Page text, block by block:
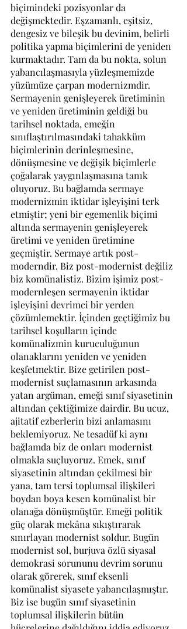
biçimindeki pozisyonlar da
değişmektedir. Eşzamanlı, eşitsiz,
dengesiz ve bileşik bu devinim, belirli
politika yapma biçimlerini de yeniden
kurmaktadır. Tam da bu nokta, solun
yabancılaşmasıyla yüzleşmemizde
yüzümüze çarpan modernizmdir.
Sermayenin genişleyerek üretiminin
ve yeniden üretiminin geldiği bu
tarihsel noktada, emeğin
sınıflaştırılmasındaki tahakküm
biçimlerinin derinleşmesine,
dönüşmesine ve değişik biçimlerle
çoğalarak yaygınlaşmasına tanık
oluyoruz. Bu bağlamda sermaye
modernizmin iktidar işleyişini terk
etmiştir; yeni bir egemenlik biçimi
altında sermayenin genişleyerek
üretimi ve yeniden üretimine
geçmiştir. Sermaye artık post-
moderndir. Biz post-modernist değiliz
biz komünalistiz. Bizim işimiz post-
modernleşen sermayenin iktidar
işleyişini devrimci bir yerden
çözümlemektir. İçinden geçtiğimiz bu
tarihsel koşulların içinde
komünalizmin kuruculuğunun
olanaklarını yeniden ve yeniden
keşfetmektir. Bize getirilen post-
modernist suçlamasının arkasında
yatan argüman, emeği sınıf siyasetinin
altından çektiğimize dairdir. Bu ucuz,
ajitatif ezberlerin bizi anlamasını
beklemiyoruz. Ne tesadüf ki aynı
bağlamda biz de onları modernist
olmakla suçluyoruz. Emek, sınıf
siyasetinin altından çekilmesi bir
yana, tam tersi toplumsal ilişkileri
boydan boya kesen komünalist bir
olanağa dönüşmüştür. Emeği politik
güç olarak mekâna sıkıştırarak
sınırlayan modernist soldur. Bugün
modernist sol, burjuva özlü siyasal
demokrasi sorununu devrim sorunu
olarak görerek, sınıf eksenli
komünalist siyasete yabancılaşmıştır.
Biz ise bugün sınıf siyasetinin
toplumsal ilişkilerin bütün